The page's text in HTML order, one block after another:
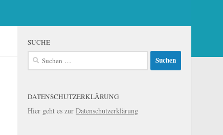
SUCHE
Suchen
DATENSCHUTZERKLÄRUNG
Hier geht es zur Datenschutzerklärung